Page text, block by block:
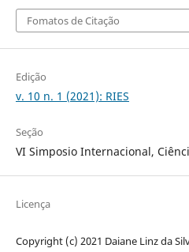
Fomatos de Citação
Edição
v. 10 n. 1 (2021): RIES
Seção
VI Simposio Internacional,
Licença
Copyright (c) 2021 Daiane Linz da